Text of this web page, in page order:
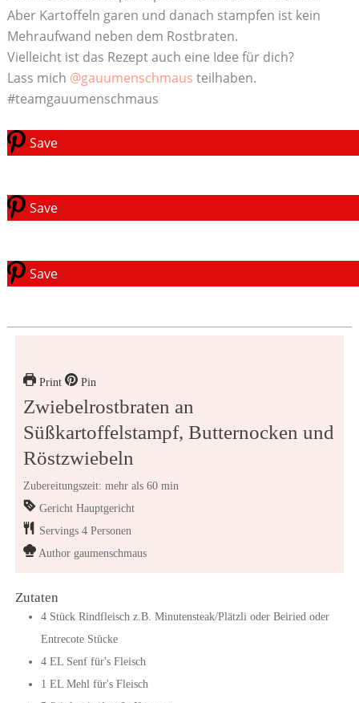
Aber Kartoffeln garen und danach stampfen ist kein
Mehraufwand neben dem Rostbraten.
Vielleicht ist das Rezept auch eine Idee für dich?
Lass mich @gauumenschmaus teilhaben.
#teamgauumenschmaus
Save
Save
Save
Print Pin
Zwiebelrostbraten an
Süßkartoffelstampf, Butternocken und
Röstzwiebeln
Zubereitungszeit: mehr als 60 min
Gericht Hauptgericht
Servings 4 Personen
Author gaumenschmaus
Zutaten
4 Stück Rindfleisch z.B. Minutensteak/Plätzli oder Beiried oder
Entrecote Stücke
4 EL Senf für's Fleisch
1 EL Mehl für's Fleisch